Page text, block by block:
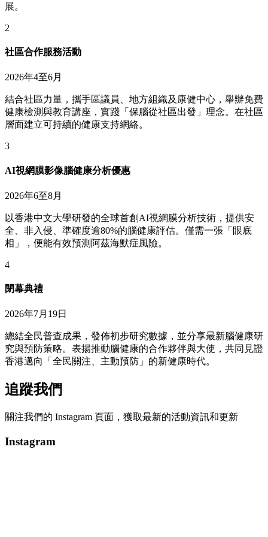
展。
2
社區合作服務活動
2026年4至6月
結合社區力量，攜手區議員、地方組織及康健中心，舉辦免費
健康檢測與教育講座，實踐「保腦從社區出發」理念。在社區
層面建立可持續的健康支持網絡。
3
AI視網膜影像腦健康分析優惠
2026年6至8月
以香港中文大學研發的全球首創AI視網膜分析技術，提供安
全、非入侵、準確度逾80%的腦健康評估。僅需一張「眼底
相」，便能有效預測阿茲海默症風險。
4
閉幕典禮
2026年7月19日
總結全民普查成果，發佈初步研究數據，並分享最新腦健康研
究與預防策略。表揚推動腦健康的合作夥伴與大使，共同見證
香港邁向「全民關注、主動預防」的新健康時代。
追蹤我們
關注我們的 Instagram 頁面，獲取最新的活動資訊和更新
Instagram